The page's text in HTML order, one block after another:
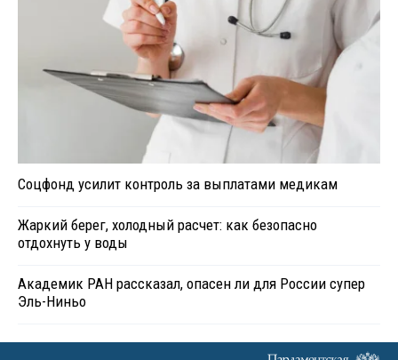
Соцфонд усилит контроль за выплатами медикам
Жаркий берег, холодный расчет: как безопасно
отдохнуть у воды
Академик РАН рассказал, опасен ли для России супер
Эль-Ниньо